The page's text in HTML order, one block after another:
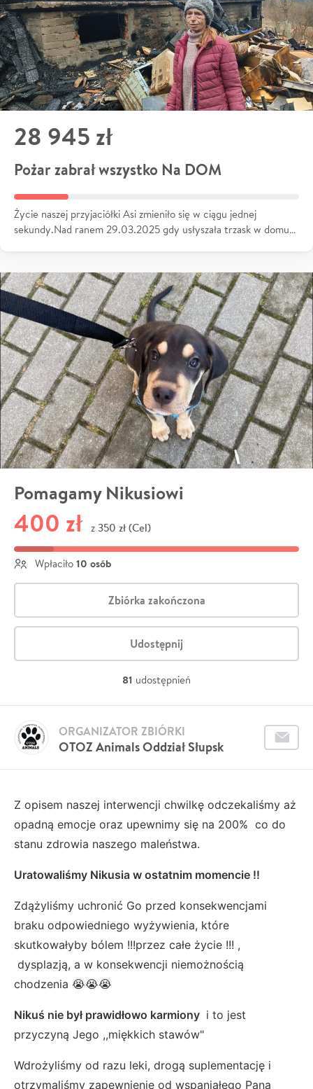
28 945 zł
Pożar zabrał wszystko Na DOM
Życie naszej przyjaciółki Asi zmieniło się w ciągu jednej
sekundy.Nad ranem 29.03.2025 gdy usłyszała trzask w domu…
Pomagamy Nikusiowi
400 zł z 350 zł (Cel)
Wpłaciło 10 osób
Zbiórka zakończona
Udostępnij
81 udostępnień
OTOZ Animals Oddział Słupsk
ORGANIZATOR ZBIÓRKI
Z opisem naszej interwencji chwilkę odczekaliśmy aż
opadną emocje oraz upewnimy się na 200% co do
stanu zdrowia naszego maleństwa.
Uratowaliśmy Nikusia w ostatnim momencie !!
Zdążyliśmy uchronić Go przed konsekwencjami
braku odpowiedniego wyżywienia, które
skutkowałyby bólem !!!przez całe życie !!! ,
dysplazją, a w konsekwencji niemożnością
chodzenia 😭😭😭
Nikuś nie był prawidłowo karmiony i to jest
przyczyną Jego ,,miękkich stawów"
Wdrożyliśmy od razu leki, drogą suplementację i
otrzymaliśmy zapewnienie od wspaniałego Pana